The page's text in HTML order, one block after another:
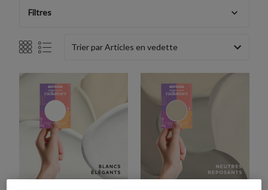
Filtres
Trier par